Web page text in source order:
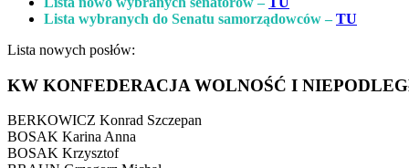
Lista wybranych do Senatu samorządowców –TU
Lista nowych posłów:
KW KONFEDERACJA WOLNOŚĆ I
BERKOWICZ Konrad Szczepan
BOSAK Karina Anna
BOSAK Krzysztof